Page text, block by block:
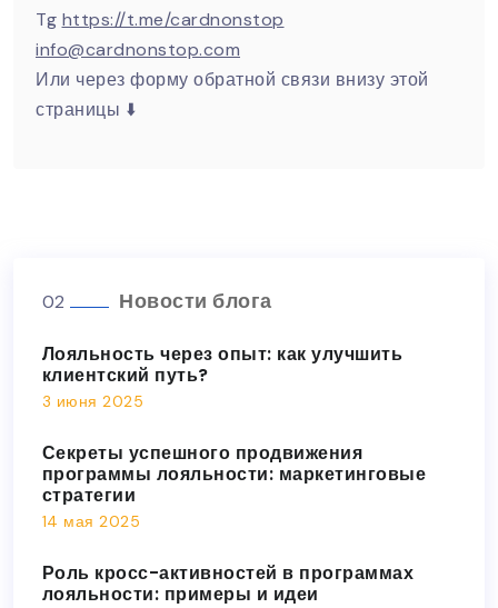
Tg https://t.me/cardnonstop
info@cardnonstop.com
Или через форму обратной связи внизу этой
страницы ⬇️
02 Новости блога
Лояльность через опыт: как улучшить
клиентский путь?
3 июня 2025
Секреты успешного продвижения
программы лояльности: маркетинговые
стратегии
14 мая 2025
Роль кросс-активностей в программах
лояльности: примеры и идеи